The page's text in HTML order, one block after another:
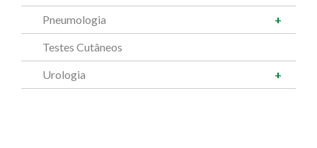
Pneumologia
Testes Cutâneos
Urologia